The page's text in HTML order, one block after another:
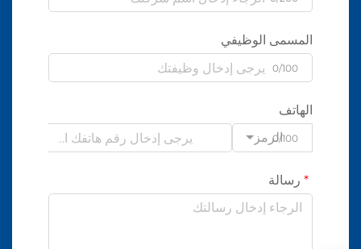
المسمى الوظيفي
0/100
الهاتف
الرمز0/100
رسالة